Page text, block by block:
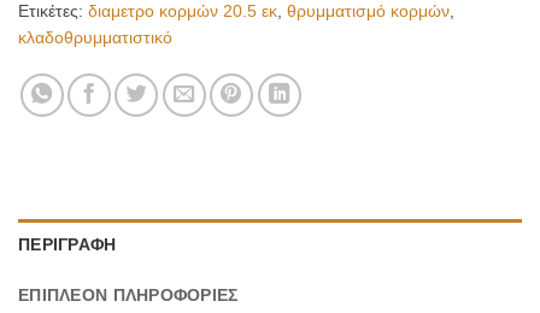
Ετικέτες: διαμετρο κορμών 20.5 εκ, θρυμματισμό κορμών,
κλαδοθρυμματιστικό
ΠΕΡΙΓΡΑΦΉ
ΕΠΙΠΛΈΟΝ ΠΛΗΡΟΦΟΡΊΕΣ